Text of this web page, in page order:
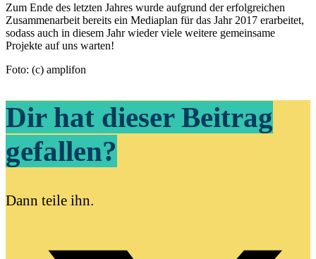
Zum Ende des letzten Jahres wurde aufgrund der erfolgreichen
Zusammenarbeit bereits ein Mediaplan für das Jahr 2017 erarbeitet,
sodass auch in diesem Jahr wieder viele weitere gemeinsame
Projekte auf uns warten!
Foto: (c) amplifon
Dir hat dieser Beitrag
gefallen?
Dann teile ihn.